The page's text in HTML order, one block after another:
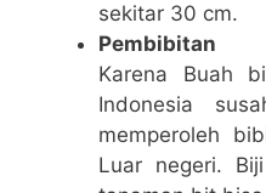
sekitar 30 cm.
Pembibitan
Karena Buah
Indonesia
memperoleh
Luar negeri.